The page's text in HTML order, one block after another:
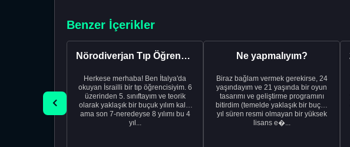
Benzer İçerikler
Nörodiverjan Tıp Öğrencisi Yeni Bir Yol Arıyor
Herkese merhaba! Ben İtalya'da
okuyan İsrailli bir tıp öğrencisiyim. 6
üzerinden 5. sınıftayım ve teorik
olarak yaklaşık bir buçuk yılım kaldı
ama son 7-neredeyse 8 yılımı bu 4
yıl...
Ne yapmalıyım?
Biraz bağlam vermek gerekirse, 24
yaşındayım ve 21 yaşında bir oyun
tasarımı ve geliştirme programını
bitirdim (temelde yaklaşık bir buçuk
yıl süren resmi olmayan bir yüksek
lisans e�...